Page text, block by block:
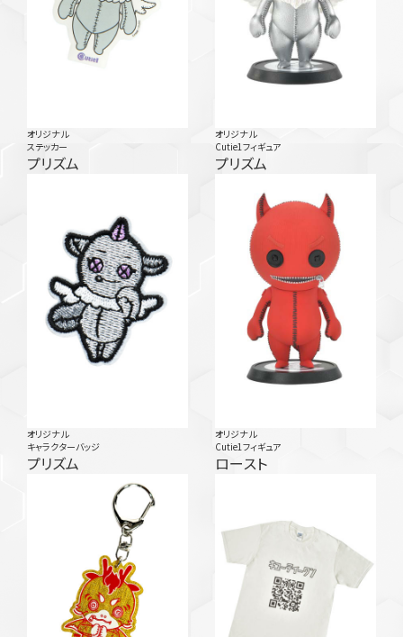
オリジナル
ステッカー
プリズム
オリジナル
Cutie1フィギュア
プリズム
オリジナル
キャラクターバッジ
プリズム
オリジナル
Cutie1フィギュア
ロースト